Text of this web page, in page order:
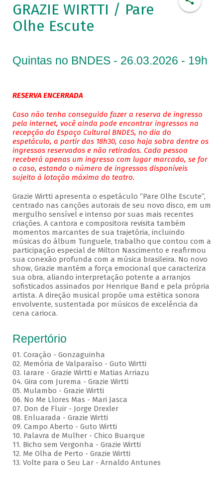
GRAZIE WIRTTI / Pare
Olhe Escute
Quintas no BNDES - 26.03.2026 - 19h
RESERVA ENCERRADA
Caso não tenha conseguido fazer a reserva de ingresso
pela internet, você ainda pode encontrar ingressos na
recepção do Espaço Cultural BNDES, no dia do
espetáculo, a partir das 18h30, caso haja sobra dentre os
ingressos reservados e não retirados. Cada pessoa
receberá apenas um ingresso com lugar marcado, se for
o caso, estando o número de ingressos disponíveis
sujeito à lotação máxima do teatro.
Grazie Wirtti apresenta o espetáculo “Pare Olhe Escute”,
centrado nas canções autorais de seu novo disco, em um
mergulho sensível e intenso por suas mais recentes
criações. A cantora e compositora revisita também
momentos marcantes de sua trajetória, incluindo
músicas do álbum Tunguele, trabalho que contou com a
participação especial de Milton Nascimento e reafirmou
sua conexão profunda com a música brasileira. No novo
show, Grazie mantém a força emocional que caracteriza
sua obra, aliando interpretação potente a arranjos
sofisticados assinados por Henrique Band e pela própria
artista. A direção musical propõe uma estética sonora
envolvente, sustentada por músicos de excelência da
cena carioca.
Repertório
01. Coração - Gonzaguinha
02. Memória de Valparaíso - Guto Wirtti
03. Iarare - Grazie Wirtti e Matias Arriazu
04. Gira com Jurema - Grazie Wirtti
05. Mulambo - Grazie Wirtti
06. No Me Llores Mas - Mari Jasca
07. Don de Fluir - Jorge Drexler
08. Enluarada - Grazie Wirtti
09. Campo Aberto - Guto Wirtti
10. Palavra de Mulher - Chico Buarque
11. Bicho sem Vergonha - Grazie Wirtti
12. Me Olha de Perto - Grazie Wirtti
13. Volte para o Seu Lar - Arnaldo Antunes